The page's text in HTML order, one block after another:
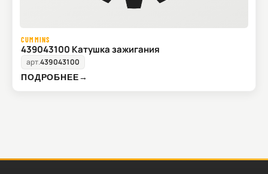
CUMMINS
439043100 Катушка зажигания
арт.439043100
ПОДРОБНЕЕ→